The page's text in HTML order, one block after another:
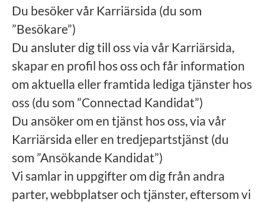
Du besöker vår Karriärsida (du som
”Besökare”)
Du ansluter dig till oss via vår Karriärsida,
skapar en profil hos oss och får information
om aktuella eller framtida lediga tjänster hos
oss (du som ”Connectad Kandidat”)
Du ansöker om en tjänst hos oss, via vår
Karriärsida eller en tredjepartstjänst (du
som ”Ansökande Kandidat”)
Vi samlar in uppgifter om dig från andra
parter, webbplatser och tjänster, eftersom vi